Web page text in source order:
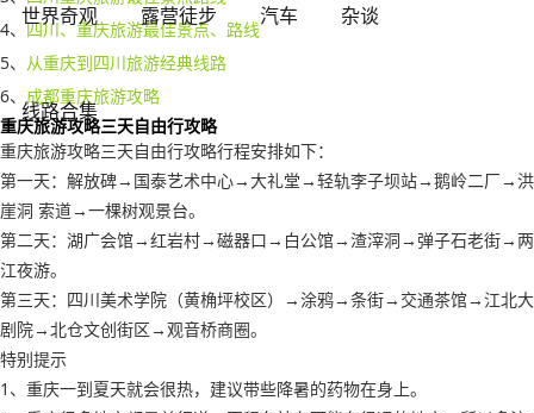
世界奇观 露营徒步 汽车 杂谈
线路合集
4、四川、重庆旅游最佳景点、路线
5、 从重庆到四川旅游经典线路
6、成都重庆旅游攻略
重庆旅游攻略三天自由行攻略
重庆旅游攻略三天自由行攻略行程安排如下：
第一天：解放碑→国泰艺术中心→大礼堂→轻轨李子坝站→鹅岭二厂→洪
崖洞 索道→一棵树观景台。
第二天：湖广会馆→红岩村→磁器口→白公馆→渣滓洞→弹子石老街→两
江夜游。
第三天：四川美术学院（黄桷坪校区）→涂鸦→条街→交通茶馆→江北大
剧院→北仓文创街区→观音桥商圈。
特别提示
1、重庆一到夏天就会很热，建议带些降暑的药物在身上。